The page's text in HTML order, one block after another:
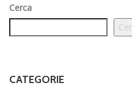
Cerca
CATEGORIE